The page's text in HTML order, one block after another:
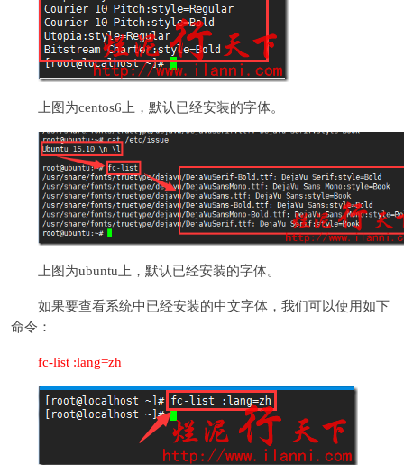
上图为centos6上，默认已经安装的字体。
上图为ubuntu上，默认已经安装的字体。
如果要查看系统中已经安装的中文字体，我们可以使用如下
命令：
fc-list :lang=zh